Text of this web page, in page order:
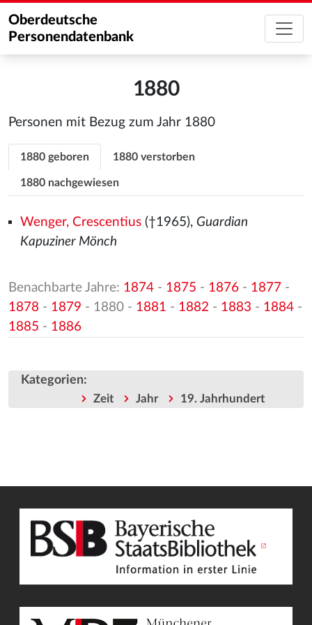
Oberdeutsche
Personendatenbank
1880
Personen mit Bezug zum Jahr 1880
1880 geboren 1880 verstorben
1880 nachgewiesen
Wenger, Crescentius(†1965), Guardian
Kapuziner Mönch
Benachbarte Jahre: 1874 - 1875 - 1876 - 1877 -
1878 - 1879 - 1880 - 1881 - 1882 - 1883 - 1884 -
1885 - 1886
Kategorien:
Zeit Jahr 19. Jahrhundert